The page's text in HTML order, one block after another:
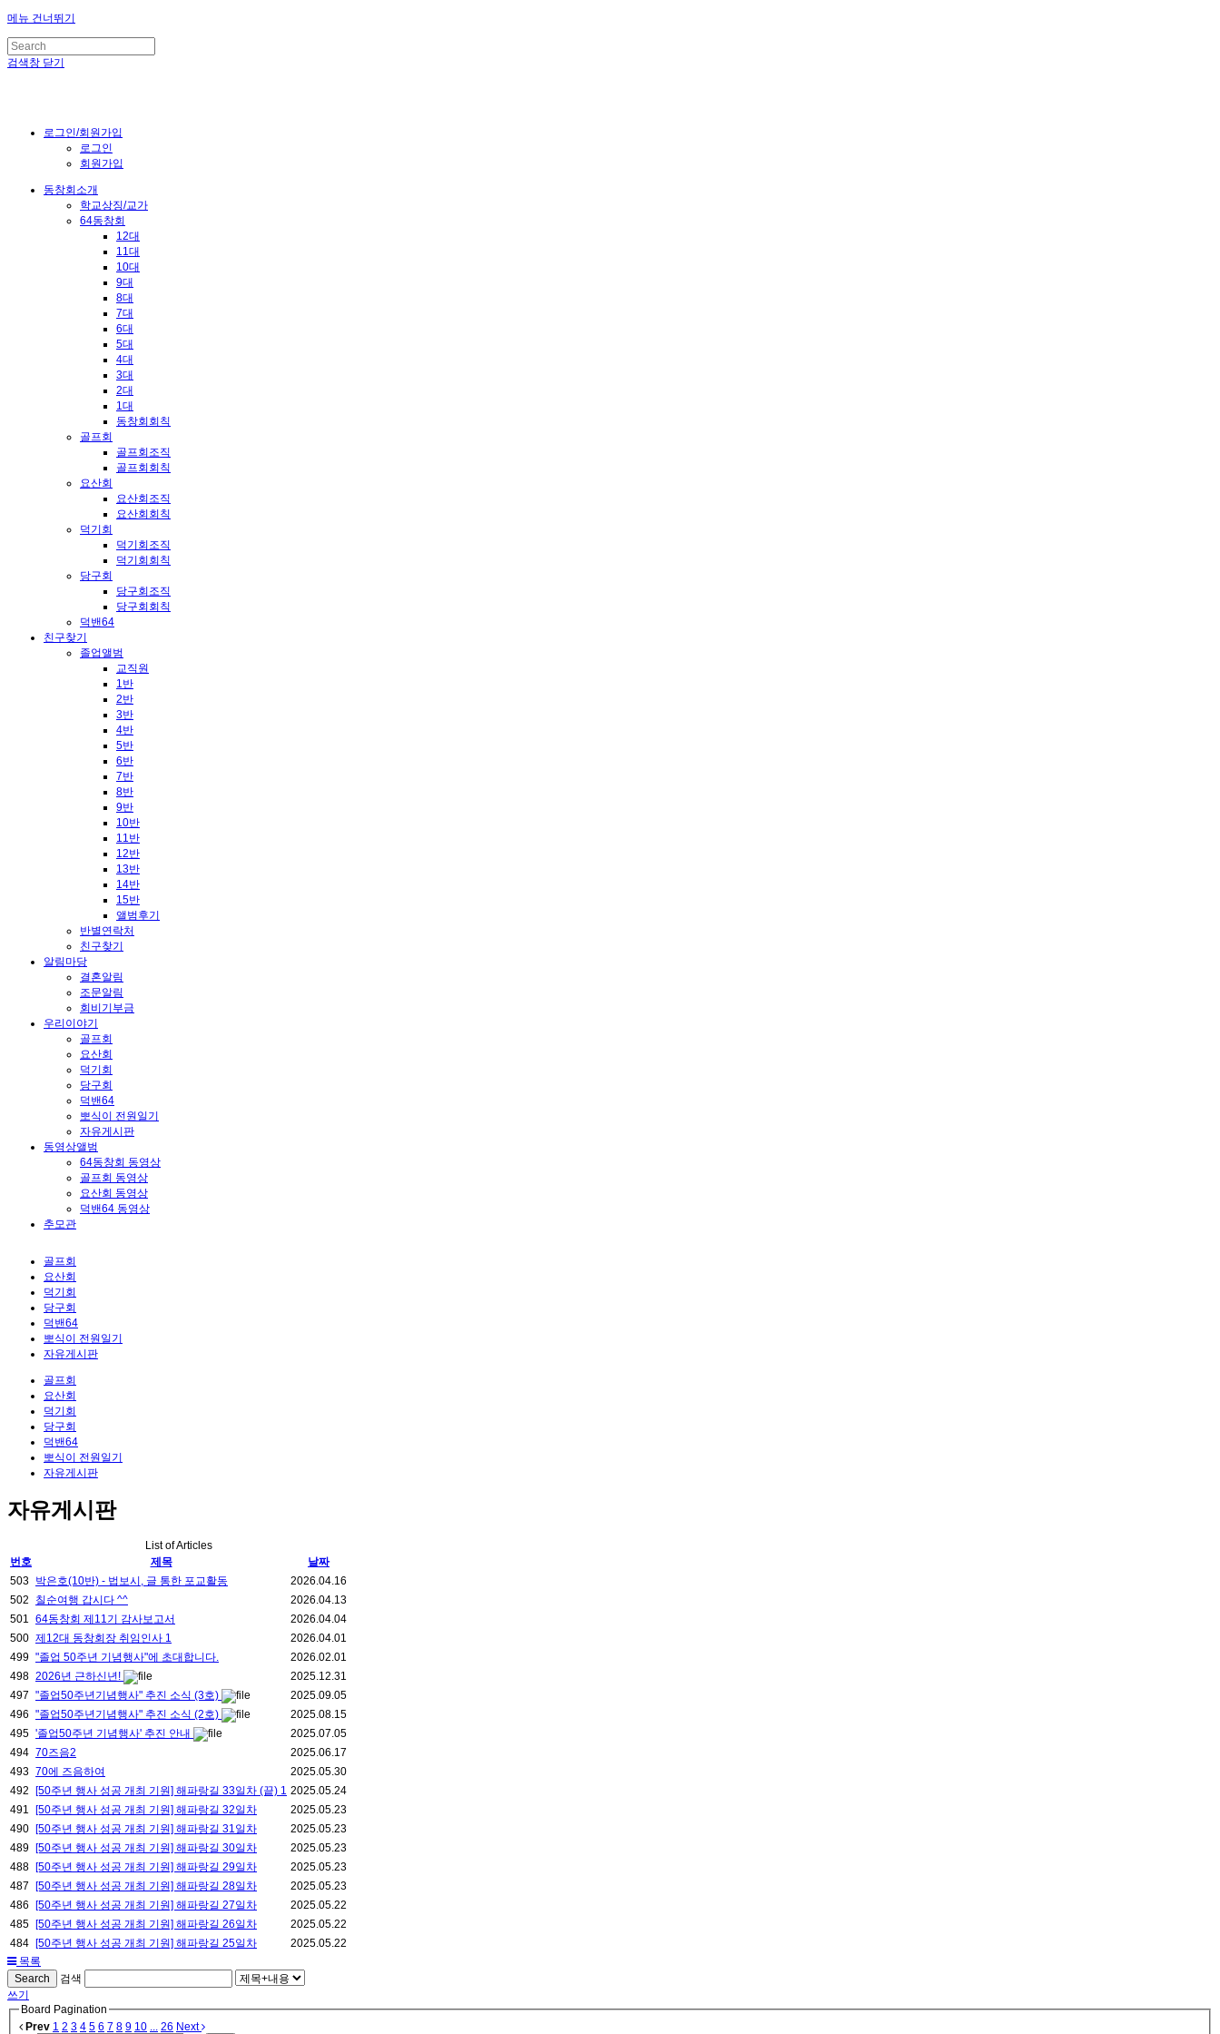
메뉴 건너뛰기
검색창 닫기
로그인/회원가입
로그인
회원가입
동창회소개
학교상징/교가
64동창회
12대
11대
10대
9대
8대
7대
6대
5대
4대
3대
2대
1대
동창회회칙
골프회
골프회조직
골프회회칙
요산회
요산회조직
요산회회칙
덕기회
덕기회조직
덕기회회칙
당구회
당구회조직
당구회회칙
덕밴64
친구찾기
졸업앨범
교직원
1반
2반
3반
4반
5반
6반
7반
8반
9반
10반
11반
12반
13반
14반
15반
앨범후기
반별연락처
친구찾기
알림마당
결혼알림
조문알림
회비기부금
우리이야기
골프회
요산회
덕기회
당구회
덕밴64
뽀식이 전원일기
자유게시판
동영상앨범
64동창회 동영상
골프회 동영상
요산회 동영상
덕밴64 동영상
추모관
골프회
요산회
덕기회
당구회
덕밴64
뽀식이 전원일기
자유게시판
골프회
요산회
덕기회
당구회
덕밴64
뽀식이 전원일기
자유게시판
자유게시판
List of Articles
번호
제목
날짜
503 박은호(10반) - 법보시, 글 통한 포교활동
2026.04.16
502
칠순여행 갑시다 ^^
2026.04.13
501 64동창회 제11기 감사보고서
2026.04.04
500 제12대 동창회장 취임인사 1
2026.04.01
499 "졸업 50주년 기념행사"에 초대합니다.
2026.02.01
498 2026년 근하신년!
2025.12.31
497 "졸업50주년기념행사" 추진 소식 (3호)
2025.09.05
496 "졸업50주년기념행사" 추진 소식 (2호)
2025.08.15
495 '졸업50주년 기념행사' 추진 안내
2025.07.05
494 70즈음2
2025.06.17
493 70에 즈음하여
2025.05.30
492
[50주년 행사 성공 개최 기원] 해파랑길 33일차 (끝) 1 2025.05.24
491
[50주년 행사 성공 개최 기원] 해파랑길 32일차
2025.05.23
490 [50주년 행사 성공 개최 기원] 해파랑길 31일차
2025.05.23
489 [50주년 행사 성공 개최 기원] 해파랑길 30일차
2025.05.23
488 [50주년 행사 성공 개최 기원] 해파랑길 29일차
2025.05.23
487
[50주년 행사 성공 개최 기원] 해파랑길 28일차
2025.05.23
486
[50주년 행사 성공 개최 기원] 해파랑길 27일차
2025.05.22
485 [50주년 행사 성공 개최 기원] 해파랑길 26일차
2025.05.22
484 [50주년 행사 성공 개최 기원] 해파랑길 25일차
2025.05.22
목록
Search
검색
쓰기
Board Pagination
Prev 1 2 3 4 5 6 7 8 9 10 26 Next